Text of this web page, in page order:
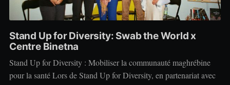
Stand Up for Diversity: Swab the World x
Centre Binetna
Stand Up for Diversity : Mobiliser la communauté maghrébine
pour la santé Lors de Stand Up for Diversity, en partenariat avec